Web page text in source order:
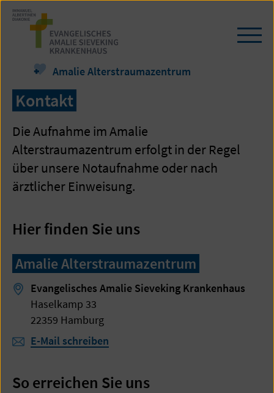
Zum
Seiteninhalt
springen
Amalie Alterstraumazentrum
Kontakt
Die Aufnahme im Amalie
Alterstraumazentrum erfolgt in der Regel
über unsere Notaufnahme oder nach
ärztlicher Einweisung.
Hier finden Sie uns
Amalie Alterstraumazentrum
Evangelisches Amalie Sieveking Krankenhaus
Haselkamp 33
22359 Hamburg
E-Mail schreiben
So erreichen Sie uns